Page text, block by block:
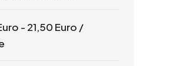
- 21,50 Euro /